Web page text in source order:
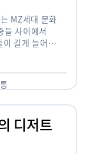
MZ세대 문화
들 사이에서
이 길게 늘어서
디저트